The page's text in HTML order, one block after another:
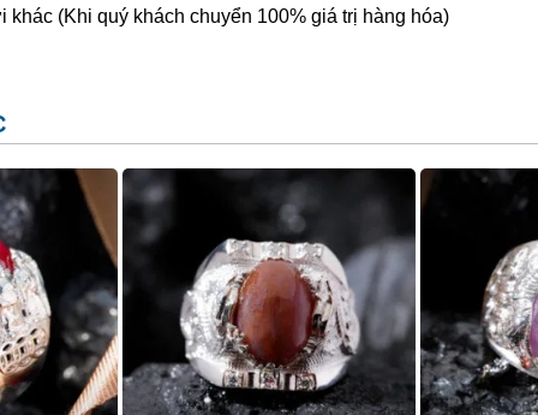
Sức Ruby
(Khi quý khách chuyển 100% giá trị hàng hóa)